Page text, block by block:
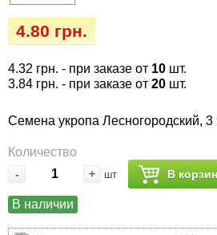
4.80 грн.
4.32 грн. - при заказе от 10 шт.
3.84 грн. - при заказе от 20 шт.
Семена укропа Лесногородский, 3
Количество
- + шт В
В наличии
Семена перца
Семена петрушки
Семена пряных трав
Семена редьки
Удобрения «Сударушка»,
100 г
Удобрения «Чистый лист»
Удобрения «Чистый лист» в
Опрыскиватели
Горшки для цветов, кашпо
Перчатки
Средства защиты от